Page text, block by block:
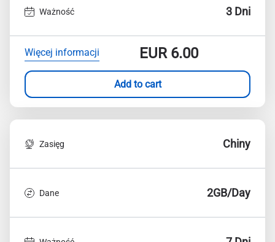
Ważność 3 Dni
Więcej informacji EUR6.00
Add to cart
Zasięg Chiny
Dane 2GB/Day